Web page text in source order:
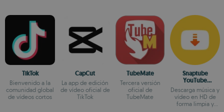
TikTok
Bienvenido a la
comunidad global
de vídeos cortos
CapCut
La app de edición
de vídeo oficial de
TikTok
TubeMate
Tercera versión
oficial de
TubeMate
Snaptube
YouTube
downloader &
MP3 converter
Descarga música y
vídeo en HD de
forma limpia y